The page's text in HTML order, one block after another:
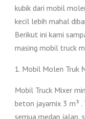
kubik dari mobil
kecil lebih mahal
Berikut ini kami
masing mobil truck
1. Mobil Molen Truk
Mobil Truck Mixer
beton jayamix 3 m³
semua medan jalan,